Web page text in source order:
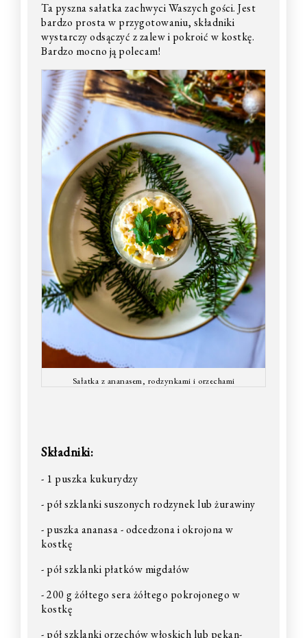
Ta pyszna sałatka zachwyci Waszych gości. Jest
bardzo prosta w przygotowaniu, składniki
wystarczy odsączyć z zalew i pokroić w kostkę.
Bardzo mocno ją polecam!
Sałatka z ananasem, rodzynkami i orzechami
Składniki:
- 1 puszka kukurydzy
- pół szklanki suszonych rodzynek lub żurawiny
- puszka ananasa - odcedzona i okrojona w
kostkę
- pół szklanki płatków migdałów
- 200 g żółtego sera żółtego pokrojonego w
kostkę
- pół szklanki orzechów włoskich lub pekan-